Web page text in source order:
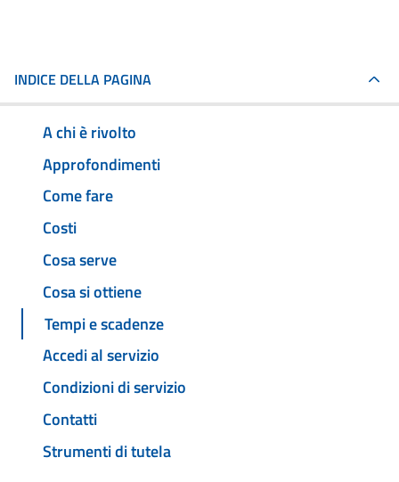
INDICE DELLA PAGINA
A chi è rivolto
Approfondimenti
Come fare
Costi
Cosa serve
Cosa si ottiene
Tempi e scadenze
Accedi al servizio
Condizioni di servizio
Contatti
Strumenti di tutela